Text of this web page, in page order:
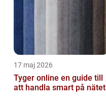
17 maj 2026
Tyger online en guide till
att handla smart på nätet